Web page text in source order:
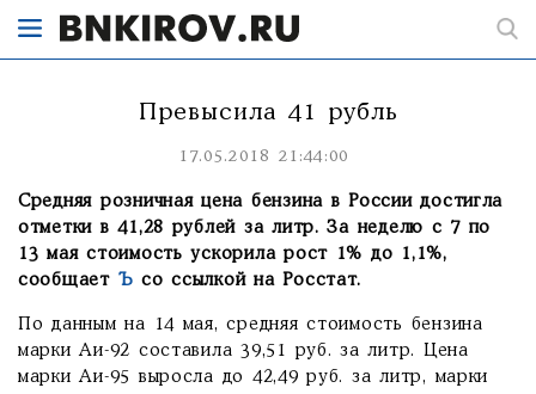
Превысила 41 рубль
17.05.2018 21:44:00
Средняя розничная цена бензина в России достигла
отметки в 41,28 рублей за литр. За неделю с 7 по
13 мая стоимость ускорила рост 1% до 1,1%,
сообщает Ъ со ссылкой на Росстат.
По данным на 14 мая, средняя стоимость бензина
марки Аи-92 составила 39,51 руб. за литр. Цена
марки Аи-95 выросла до 42,49 руб. за литр, марки